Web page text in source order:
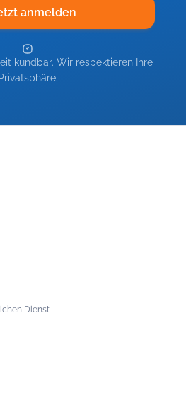
anmelden
kündbar. Wir respektieren Ihre
Privatsphäre.
Dienst